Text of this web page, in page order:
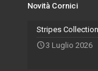
Novità Cornici
Stripes Collection
3 Luglio 2026